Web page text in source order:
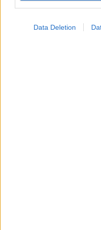
Data Deletion
#pajzsmirigy#reflux